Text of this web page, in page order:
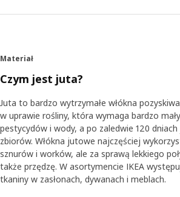
Materiał
Czym jest juta?
Juta to bardzo wytrzymałe włókna
w uprawie rośliny, która wymaga bardzo
pestycydów i wody, a po zaledwie 120
zbiorów. Włókna jutowe najczęściej
sznurów i worków, ale za sprawą lekkiego
także przędzę. W asortymencie IKEA
tkaniny w zasłonach, dywanach i meblach.